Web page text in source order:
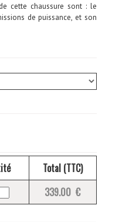
cette chaussure sont : le
de puissance, et son
Total (TTC)
339.00 €